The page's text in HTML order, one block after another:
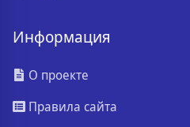
Информация
О проекте
Правила сайта